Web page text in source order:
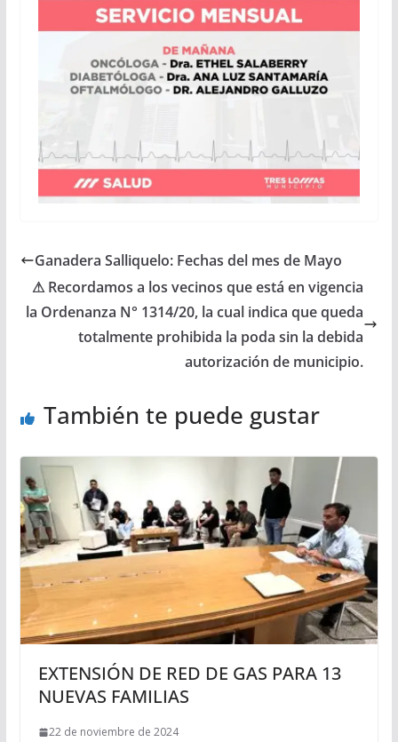
Ganadera Salliquelo: Fechas del mes de Mayo
⚠ Recordamos a los vecinos que está en vigencia
la Ordenanza N° 1314/20, la cual indica que queda
totalmente prohibida la poda sin la debida
autorización de municipio.
También te puede gustar
EXTENSIÓN DE RED DE GAS PARA 13
NUEVAS FAMILIAS
22 de noviembre de 2024